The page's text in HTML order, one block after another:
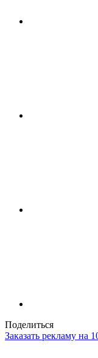
Поделиться
Заказать рекламу на